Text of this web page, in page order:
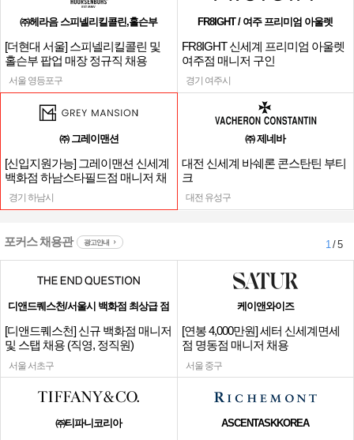
㈜헤라음 스피넬리킬콜린,홀슨부
[더현대 서울] 스피넬리킬콜린 및
홀슨부 팝업 매장 정규직 채용
서울 영등포구
FR8IGHT / 여주 프리미엄 아울렛
FR8IGHT 신세계 프리미엄 아울렛
여주점 매니저 구인
경기 여주시
㈜ 그레이맨션
[신입지원가능] 그레이맨션 신세계
백화점 하남스타필드점 매니저 채
용
경기 하남시
㈜ 제네바
대전 신세계 바쉐론 콘스탄틴 부티
크
대전 유성구
포커스 채용관 광고안내 1/ 5
디앤드퀘스천/서울시 백화점 최상급 점
[디앤드퀘스천] 신규 백화점 매니저
및 스탭 채용 (직영, 정직원)
서울 서초구
케이앤와이즈
[연봉 4,000만원] 세터 신세계면세
점 명동점 매니저 채용
서울 중구
㈜티파니코리아 ASCENTASKKOREA